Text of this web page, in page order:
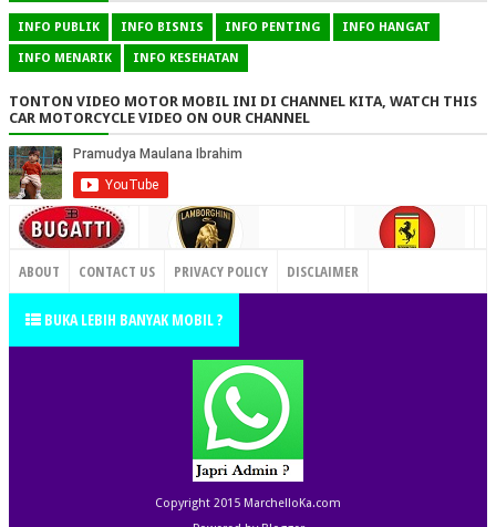
INFO PUBLIK INFO BISNIS INFO PENTING INFO HANGAT
INFO MENARIK INFO KESEHATAN
TONTON VIDEO MOTOR MOBIL INI DI CHANNEL KITA, WATCH THIS
CAR MOTORCYCLE VIDEO ON OUR CHANNEL
CONTACT US
ABOUT CONTACT US PRIVACY POLICY DISCLAIMER
TERMS OF SERVICE SITEMAP
BUKA LEBIH BANYAK MOBIL ?
Copyright 2015 MarchelloKa.com